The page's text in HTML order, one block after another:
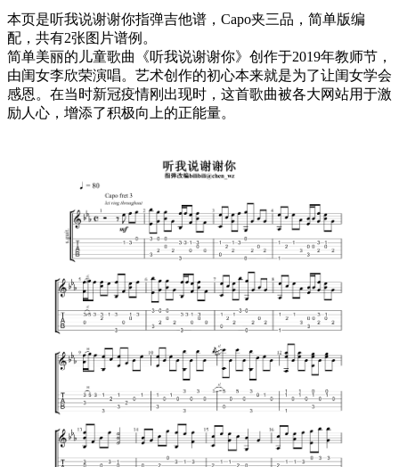
本页是听我说谢谢你指弹吉他谱，Capo夹三品，简单版编
配，共有2张图片谱例。
简单美丽的儿童歌曲《听我说谢谢你》创作于2019年教师节，
由闺女李欣荣演唱。艺术创作的初心本来就是为了让闺女学会
感恩。在当时新冠疫情刚出现时，这首歌曲被各大网站用于激
励人心，增添了积极向上的正能量。